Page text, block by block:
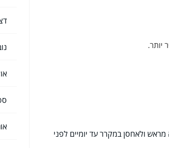
יותר.
ולאחסן במקרר עד יומיים לפני